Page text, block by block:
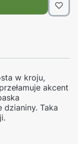
w kroju,
akcent
Taka